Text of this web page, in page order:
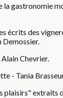
la gastronomie
écrits des
Demossier.
Chevrier.
- Tania
plaisirs" extraits